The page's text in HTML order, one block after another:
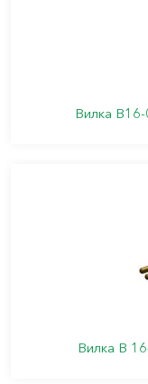
Вилка В16-
Вилка В